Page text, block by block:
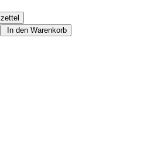
In den Warenkorb